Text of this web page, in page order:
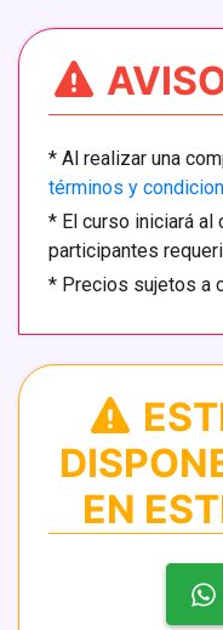
* Al realizar una
términos y
* El curso iniciará
participantes
* Precios sujetos a
EN